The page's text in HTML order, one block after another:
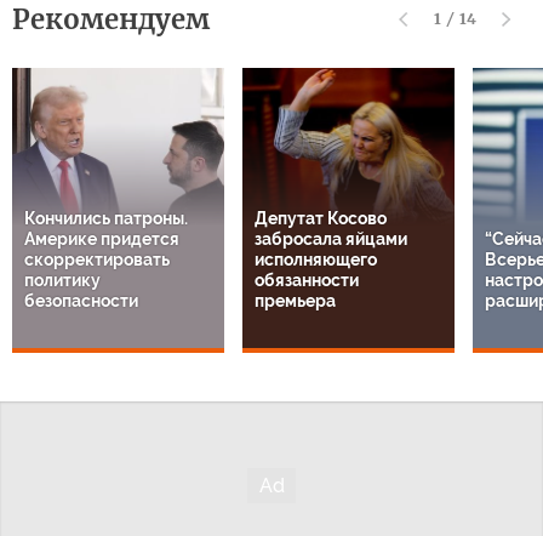
Рекомендуем 1 / 14
Кончились патроны.
Америке придется
скорректировать
политику
безопасности
Депутат Косово
забросала яйцами
исполняющего
обязанности
премьера